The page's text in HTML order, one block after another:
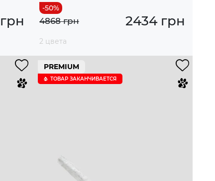
2434 грн
4868 грн
2 цвета
PREMIUM
ТОВАР ЗАКАНЧИВАЕТСЯ